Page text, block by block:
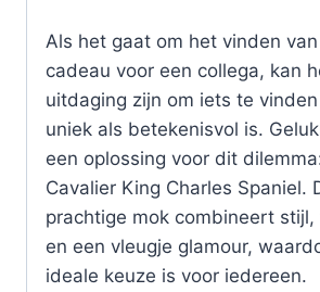
Als het gaat om het vinden
cadeau voor een collega, kan
uitdaging zijn om iets te
uniek als betekenisvol is.
een oplossing voor dit
Cavalier King Charles Spaniel.
prachtige mok combineert
en een vleugje glamour,
ideale keuze is voor iedereen.